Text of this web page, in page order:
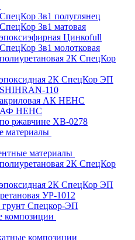
3в1 полуглянец
3в1 матовая
Цинкоfull
3в1 молотковая
2К СпецКор
2К СпецКор ЭП
110
акриловая АК НЕНС
АФ НЕНС
ржавчине ХВ-0278
материалы
материалы
2К СпецКор
2К СпецКор ЭП
УР-1012
Спецкор-ЭП
композиции
композиции